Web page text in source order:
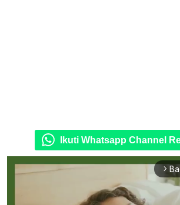
Ikuti Whatsapp Channel
arrow_forward_ios